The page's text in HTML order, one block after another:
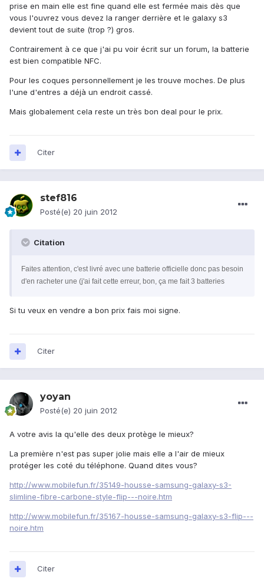
prise en main elle est fine quand elle est fermée mais dès que
vous l'ouvrez vous devez la ranger derrière et le galaxy s3
devient tout de suite (trop ?) gros.
Contrairement à ce que j'ai pu voir écrit sur un forum, la batterie
est bien compatible NFC.
Pour les coques personnellement je les trouve moches. De plus
l'une d'entres a déjà un endroit cassé.
Mais globalement cela reste un très bon deal pour le prix.
Citer
stef816
Posté(e) 20 juin 2012
Citation
Faites attention, c'est livré avec une batterie officielle donc pas besoin
d'en racheter une (j'ai fait cette erreur, bon, ça me fait 3 batteries
Si tu veux en vendre a bon prix fais moi signe.
Citer
yoyan
Posté(e) 20 juin 2012
A votre avis la qu'elle des deux protège le mieux?
La première n'est pas super jolie mais elle a l'air de mieux
protéger les coté du téléphone. Quand dites vous?
http://www.mobilefun.fr/35149-housse-samsung-galaxy-s3-
slimline-fibre-carbone-style-flip---noire.htm
http://www.mobilefun.fr/35167-housse-samsung-galaxy-s3-flip---
noire.htm
Citer